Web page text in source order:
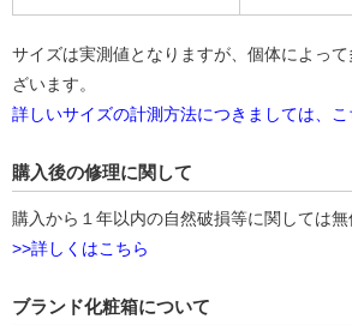
サイズは実測値となりますが、個体によっ
ざいます。
詳しいサイズの計測方法につきましては、
購入後の修理に関して
購入から１年以内の自然破損等に関しては無
>>詳しくはこちら
ブランド化粧箱について